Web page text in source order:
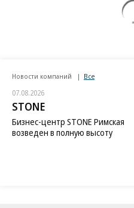
Новости компаний Все
07.08.2026
STONE
Бизнес-центр STONE Римская
возведен в полную высоту